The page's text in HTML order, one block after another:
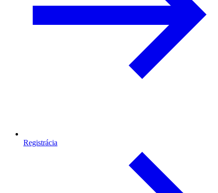
Registrácia